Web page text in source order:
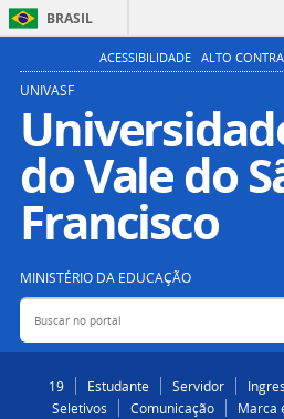
BRASIL
ACESSIBILIDADE ALTO
UNIVASF
do Vale do
Francisco
MINISTÉRIO DA EDUCAÇÃO
Buscar no portal
19
Estudante Servidor
Seletivos
Comunicação Marca